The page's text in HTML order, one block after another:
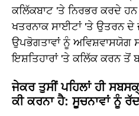
ਕਲਿੱਕਬਾਟ 'ਤੇ ਨਿਰਭਰ ਕਰਦੇ
ਖਤਰਨਾਕ ਸਾਈਟਾਂ 'ਤੇ ਉਤਰਨ
ਉਪਭੋਗਤਾਵਾਂ ਨੂੰ ਅਵਿਸ਼ਵਾਸਯੋਗ
ਇਸ਼ਤਿਹਾਰਾਂ 'ਤੇ ਕਲਿੱਕ ਕਰਨ ਤੋਂ
ਜੇਕਰ ਤੁਸੀਂ ਪਹਿਲਾਂ ਹੀ
ਕੀ ਕਰਨਾ ਹੈ: ਸੂਚਨਾਵਾਂ ਨੂੰ